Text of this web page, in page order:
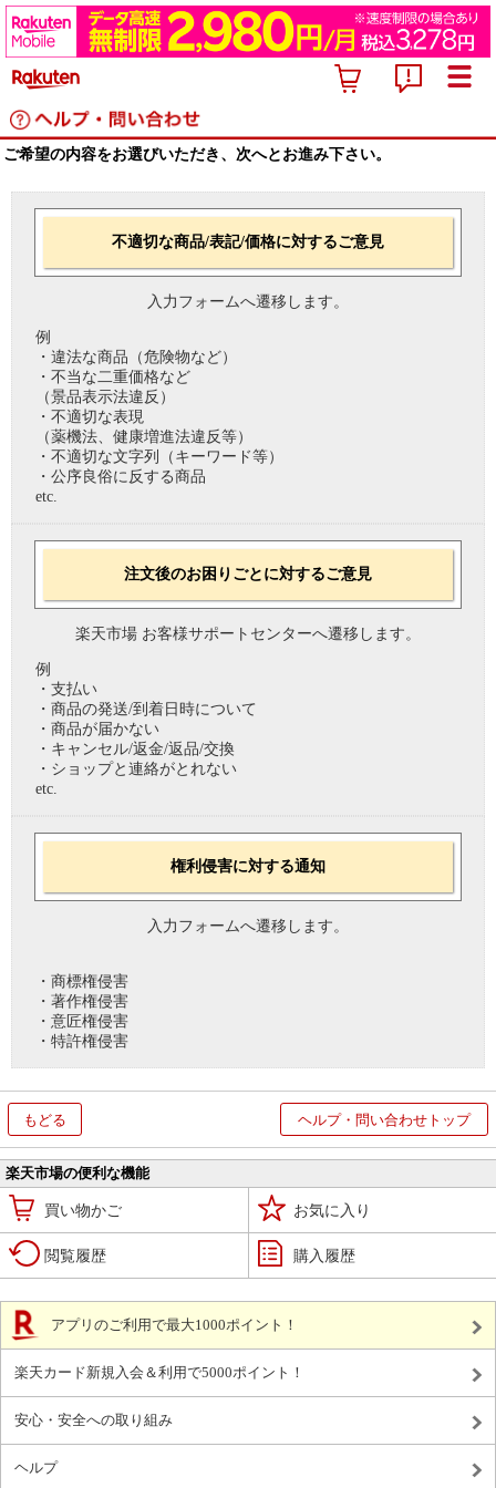
ご希望の内容をお選びいただき、次へとお進み下さい。
不適切な商品/表記/価格に対するご意見
入力フォームへ遷移します。
例
・違法な商品（危険物など）
・不当な二重価格など
（景品表示法違反）
・不適切な表現
（薬機法、健康増進法違反等）
・不適切な文字列（キーワード等）
・公序良俗に反する商品
etc.
注文後のお困りごとに対するご意見
楽天市場 お客様サポートセンターへ遷移します。
例
・支払い
・商品の発送/到着日時について
・商品が届かない
・キャンセル/返金/返品/交換
・ショップと連絡がとれない
etc.
権利侵害に対する通知
入力フォームへ遷移します。
・商標権侵害
・著作権侵害
・意匠権侵害
・特許権侵害
もどる ヘルプ・問い合わせトップ
楽天市場の便利な機能
買い物かご お気に入り
閲覧履歴 購入履歴
アプリのご利用で最大1000ポイント！
楽天カード新規入会＆利用で5000ポイント！
安心・安全への取り組み
ヘルプ